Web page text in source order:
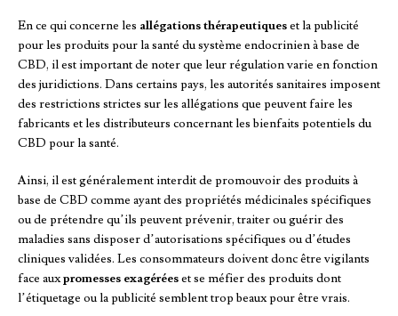
En ce qui concerne les allégations thérapeutiqueset la publicité
pour les produits pour la santé du système endocrinien à base de
CBD, il est important de noter que leur régulation varie en fonction
des juridictions. Dans certains pays, les autorités sanitaires imposent
des restrictions strictes sur les allégations que peuvent faire les
fabricants et les distributeurs concernant les bienfaits potentiels du
CBD pour la santé.
Ainsi, il est généralement interdit de promouvoir des produits à
base de CBD comme ayant des propriétés médicinales spécifiques
ou de prétendre qu’ils peuvent prévenir, traiter ou guérir des
maladies sans disposer d’autorisations spécifiques ou d’études
cliniques validées. Les consommateurs doivent donc être vigilants
face auxpromesses exagéréeset se méfier des produits dont
l’étiquetage ou la publicité semblent trop beaux pour être vrais.